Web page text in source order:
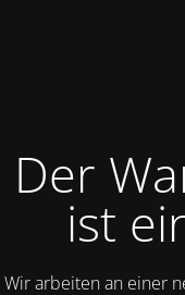
Der
ist
Wir arbeiten an einer